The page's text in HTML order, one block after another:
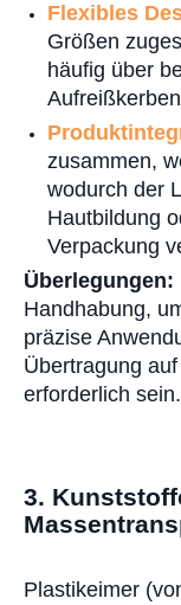
Flexibles
Größen
häufig über
zusammen,
wodurch der
Hautbildung
Verpackung
Überlegungen:
Handhabung,
präzise
Übertragung
erforderlich sein.
3.
Plastikeimer